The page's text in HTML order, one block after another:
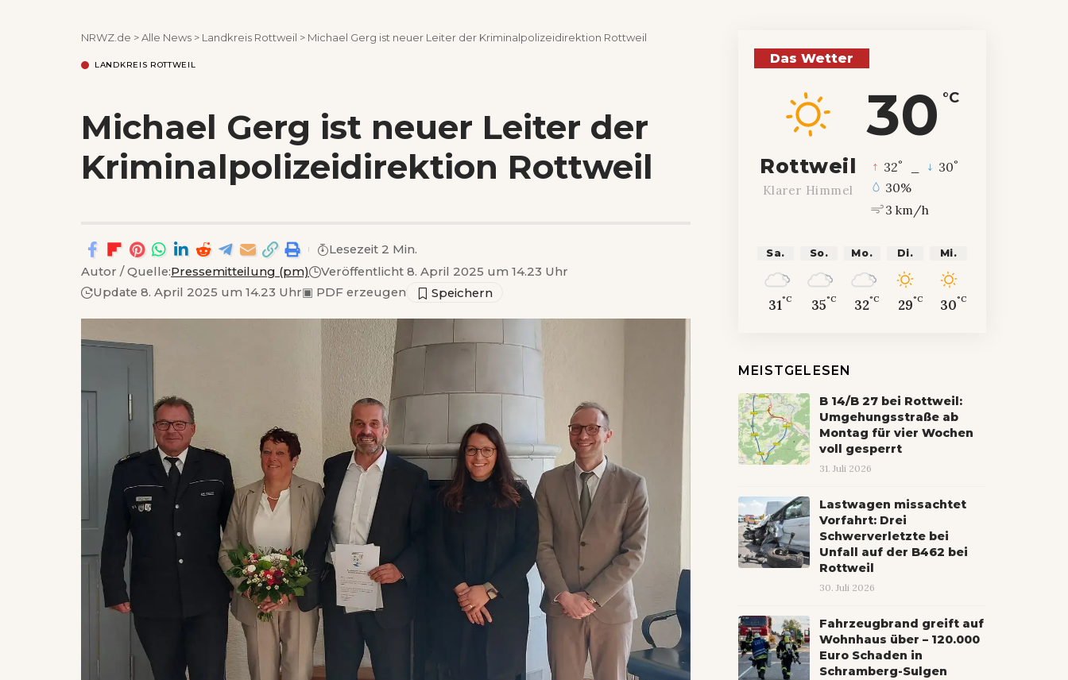
NRWZ.de >Alle News > Landkreis Rottweil > Michael Gerg ist neuer Leiter der Kriminalpolizeidirektion Rottweil
LANDKREIS ROTTWEIL
Michael Gerg ist neuer Leiter der
Kriminalpolizeidirektion Rottweil
Autor / Quelle:Pressemitteilung (pm)
Veröffentlicht 8. April 2025 um 14.23 Uhr
Update 8. April 2025 um 14.23 Uhr▣ PDF erzeugen
Lesezeit 2 Min.
Das Wetter
30 °C
Rottweil
Klarer Himmel
32° 30°
30%
3 km/h
Sa.
31°C
So.
35°C
Mo.
32°C
Di.
29°C
Mi.
30°C
MEISTGELESEN
B 14/B 27 bei Rottweil:
Umgehungsstraße ab
Montag für vier Wochen
voll gesperrt
31. Juli 2026
Lastwagen missachtet
Vorfahrt: Drei
Schwerverletzte bei
Unfall auf der B462 bei
Rottweil
30. Juli 2026
Fahrzeugbrand greift auf
Wohnhaus über – 120.000
Euro Schaden in
Schramberg-Sulgen